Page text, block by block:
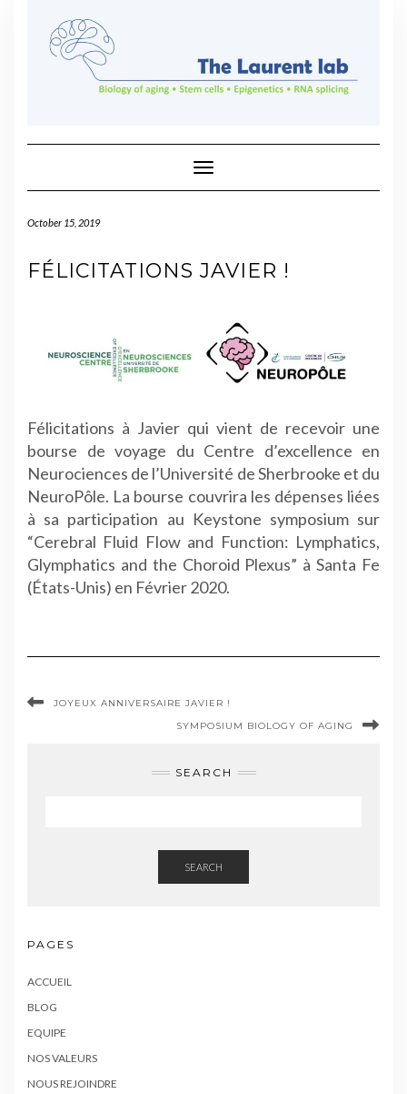
Toggle Navigation
October 15, 2019
FÉLICITATIONS JAVIER !
Félicitations à Javier qui vient de recevoir une
bourse de voyage du Centre d’excellence en
Neurociences de l’Université de Sherbrooke et du
NeuroPôle. La bourse couvrira les dépenses liées
à sa participation au Keystone symposium sur
“Cerebral Fluid Flow and Function: Lymphatics,
Glymphatics and the Choroid Plexus” à Santa Fe
(États-Unis) en Février 2020.
JOYEUX ANNIVERSAIRE JAVIER !
SYMPOSIUM BIOLOGY OF AGING
SEARCH
SEARCH
PAGES
ACCUEIL
BLOG
EQUIPE
NOS VALEURS
NOUS REJOINDRE